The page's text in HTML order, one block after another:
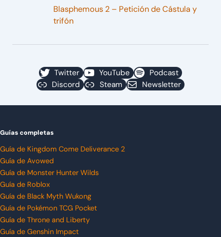
Blasphemous 2 – Petición de Cástula y
trifón
Twitter YouTube
Podcast
Discord
Steam Newsletter
Guías completas
Guía de Kingdom Come Deliverance 2
Guía de Avowed
Guía de Monster Hunter Wilds
Guía de Roblox
Guía de Black Myth Wukong
Guía de Pokémon TCG Pocket
Guía de Throne and Liberty
Guía de Genshin Impact